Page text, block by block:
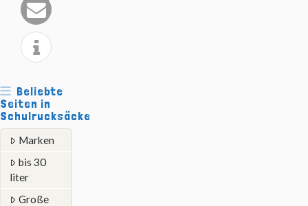
Beliebte
Seiten in
Schulrucksäcke
Marken
bis 30
liter
Große